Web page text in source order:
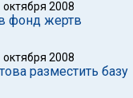
октября 2008
фонд жертв
октября 2008
разместить базу